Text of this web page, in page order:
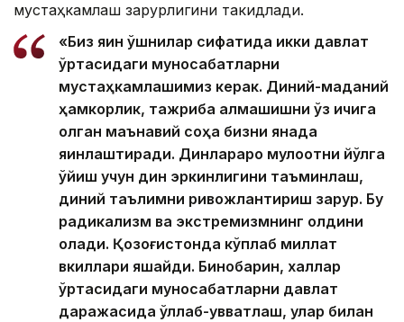
мустаҳкамлаш зарурлигини такидлади.
«Биз яқин қўшнилар сифатида икки давлат
ўртасидаги муносабатларни
мустаҳкамлашимиз керак. Диний-маданий
ҳамкорлик, тажриба алмашишни ўз ичига
олган маънавий соҳа бизни янада
яқинлаштиради. Динлараро мулоқотни йўлга
қўйиш учун дин эркинлигини таъминлаш,
диний таълимни ривожлантириш зарур. Бу
радикализм ва экстремизмнинг олдини
олади. Қозоғистонда кўплаб миллат
вкиллари яшайди. Бинобарин, халқлар
ўртасидаги муносабатларни давлат
даражасида қўллаб-қувватлаш, улар билан